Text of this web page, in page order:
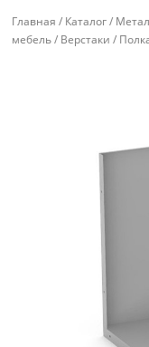
Главная / Каталог/
мебель/ Верстаки /